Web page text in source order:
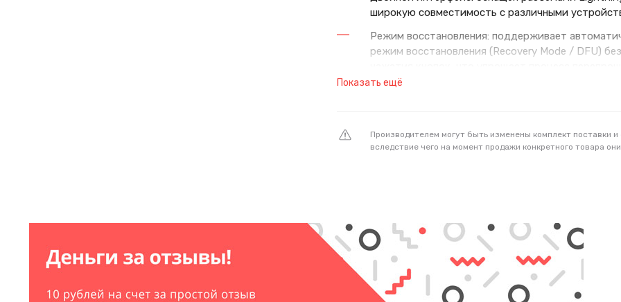
широкую совместимость с различными
Режим восстановления: поддерживает
режим восстановления (Recovery Mode / DFU)
Три в одном: выполняет функции зарядки,
Длина: около 930 мм, что удобно для работы в
Прочность: изготовлен из утолщённого TPE-
Прошивки и восстановления iPhone и iPad .
Обслуживания устройств в сервисных центрах .
Автоматического входа в режим восстановления
Показать ещё
Производителем могут быть изменены комплект поставки
вследствие чего на момент продажи конкретного товара